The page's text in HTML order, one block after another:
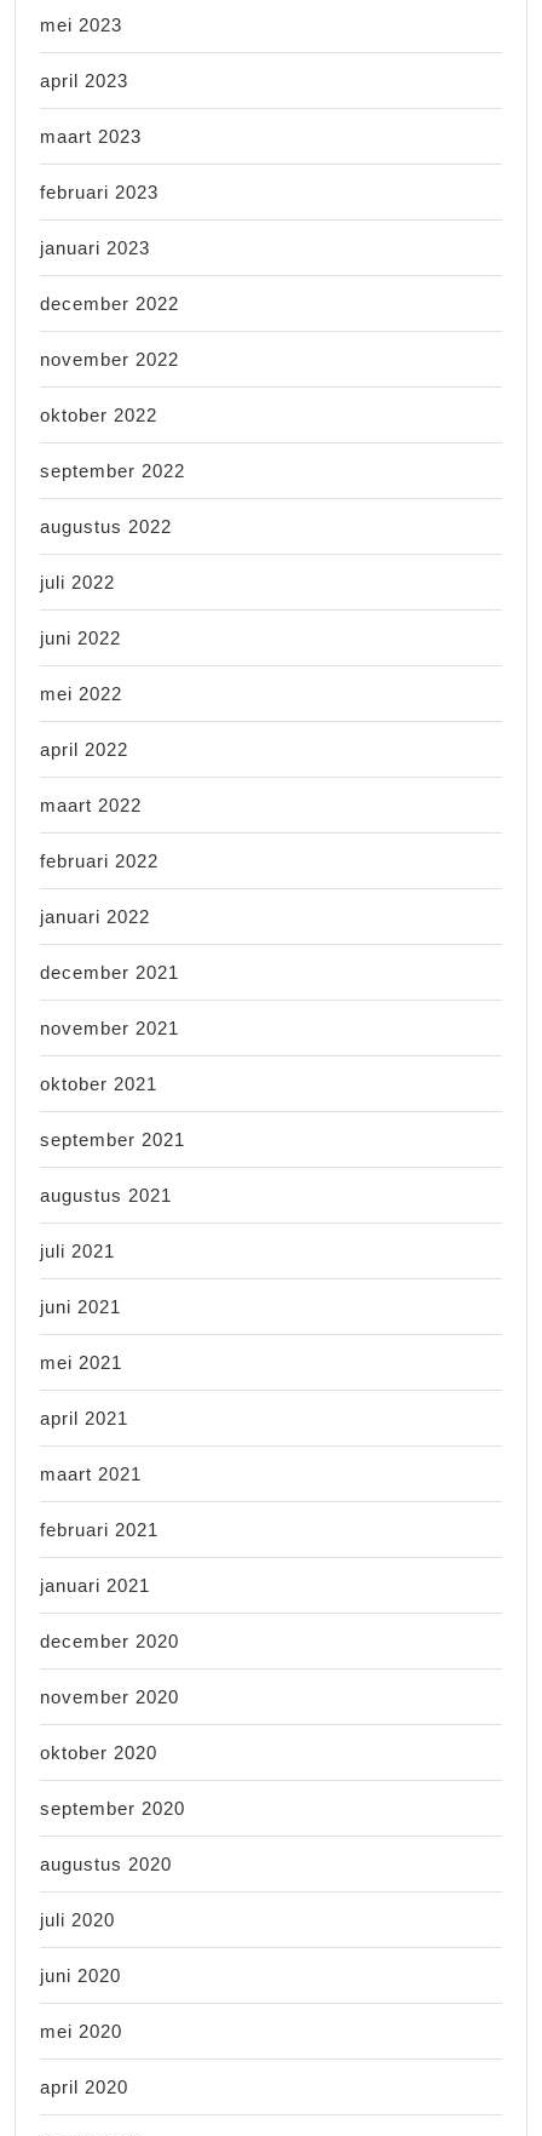
mei 2023
april 2023
maart 2023
februari 2023
januari 2023
december 2022
november 2022
oktober 2022
september 2022
augustus 2022
juli 2022
juni 2022
mei 2022
april 2022
maart 2022
februari 2022
januari 2022
december 2021
november 2021
oktober 2021
september 2021
augustus 2021
juli 2021
juni 2021
mei 2021
april 2021
maart 2021
februari 2021
januari 2021
december 2020
november 2020
oktober 2020
september 2020
augustus 2020
juli 2020
juni 2020
mei 2020
april 2020